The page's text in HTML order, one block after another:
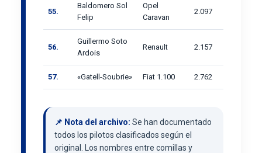
55.
Baldomero Sol
Felip
Opel
Caravan
2.097
56.
Guillermo Soto
Ardois
Renault 2.157
57. «Gatell-Soubrie» Fiat 1.100 2.762
📌 Nota del archivo: Se han documentado
todos los pilotos clasificados según el
original. Los nombres entre comillas y